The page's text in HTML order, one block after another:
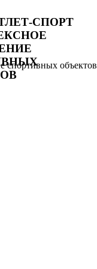
СПОРТ
спортивных объектов